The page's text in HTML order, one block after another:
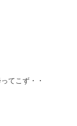
てこず・・